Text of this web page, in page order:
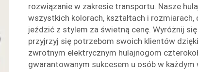
rozwiązanie w zakresie transportu. Nasze
wszystkich kolorach, kształtach i rozmiarach,
jeździć z stylem za świetną cenę. Wyróżnij
przyjrzyj się potrzebom swoich klientów
zwrotnym elektrycznym hulajnogom
gwarantowanym sukcesem u osób w każdym